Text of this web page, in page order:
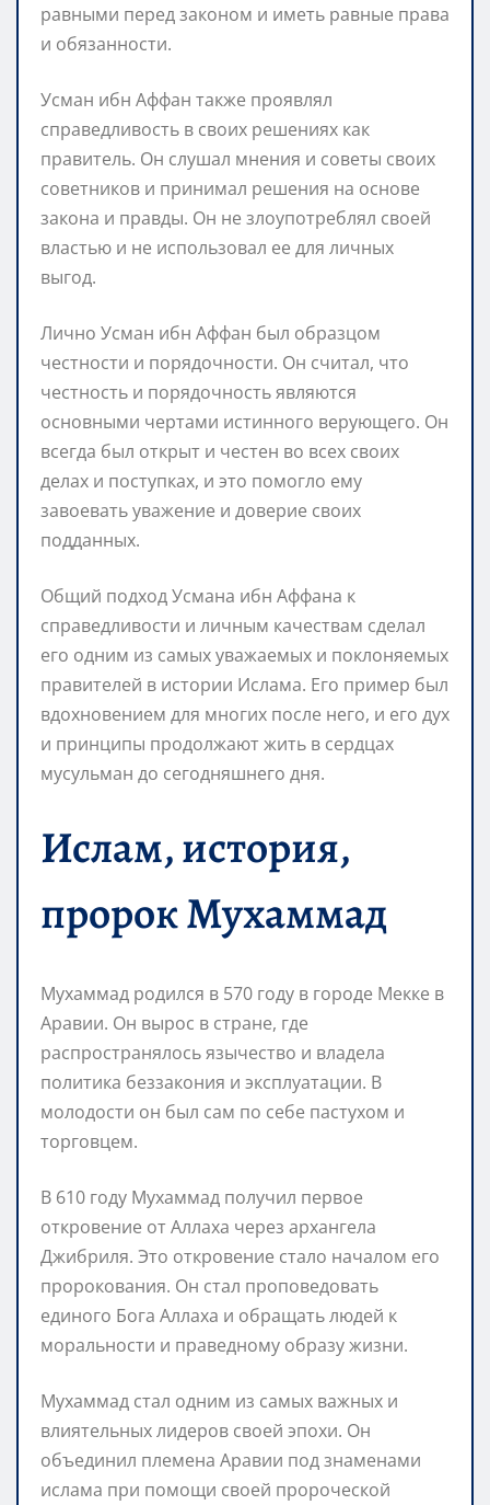
равными перед законом и иметь равные права
и обязанности.
Усман ибн Аффан также проявлял
справедливость в своих решениях как
правитель. Он слушал мнения и советы своих
советников и принимал решения на основе
закона и правды. Он не злоупотреблял своей
властью и не использовал ее для личных
выгод.
Лично Усман ибн Аффан был образцом
честности и порядочности. Он считал, что
честность и порядочность являются
основными чертами истинного верующего. Он
всегда был открыт и честен во всех своих
делах и поступках, и это помогло ему
завоевать уважение и доверие своих
подданных.
Общий подход Усмана ибн Аффана к
справедливости и личным качествам сделал
его одним из самых уважаемых и поклоняемых
правителей в истории Ислама. Его пример был
вдохновением для многих после него, и его дух
и принципы продолжают жить в сердцах
мусульман до сегодняшнего дня.
Ислам, история,
пророк Мухаммад
Мухаммад родился в 570 году в городе Мекке в
Аравии. Он вырос в стране, где
распространялось язычество и владела
политика беззакония и эксплуатации. В
молодости он был сам по себе пастухом и
торговцем.
В 610 году Мухаммад получил первое
откровение от Аллаха через архангела
Джибриля. Это откровение стало началом его
пророкования. Он стал проповедовать
единого Бога Аллаха и обращать людей к
моральности и праведному образу жизни.
Мухаммад стал одним из самых важных и
влиятельных лидеров своей эпохи. Он
объединил племена Аравии под знаменами
ислама при помощи своей пророческой